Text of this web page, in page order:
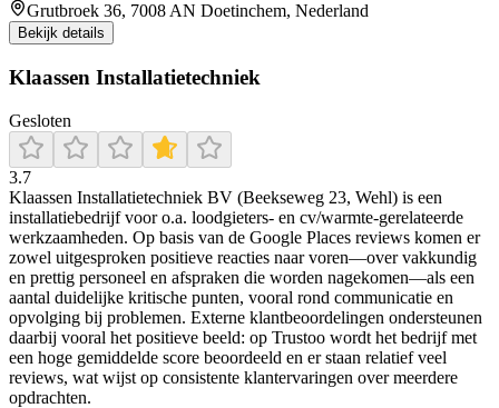
Grutbroek 36, 7008 AN Doetinchem, Nederland
Bekijk details
Klaassen Installatietechniek
Gesloten
3.7
Klaassen Installatietechniek BV (Beekseweg 23, Wehl) is een
installatiebedrijf voor o.a. loodgieters- en cv/warmte-gerelateerde
werkzaamheden. Op basis van de Google Places reviews komen er
zowel uitgesproken positieve reacties naar voren—over vakkundig
en prettig personeel en afspraken die worden nagekomen—als een
aantal duidelijke kritische punten, vooral rond communicatie en
opvolging bij problemen. Externe klantbeoordelingen ondersteunen
daarbij vooral het positieve beeld: op Trustoo wordt het bedrijf met
een hoge gemiddelde score beoordeeld en er staan relatief veel
reviews, wat wijst op consistente klantervaringen over meerdere
opdrachten.